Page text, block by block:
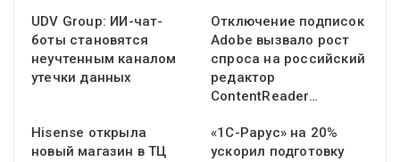
UDV Group: ИИ-чат-
боты становятся
неучтенным каналом
утечки данных
Отключение подписок
Adobe вызвало рост
спроса на российский
редактор
ContentReader…
Hisense открыла
новый магазин в ТЦ
«1С-Рарус» на 20%
ускорил подготовку